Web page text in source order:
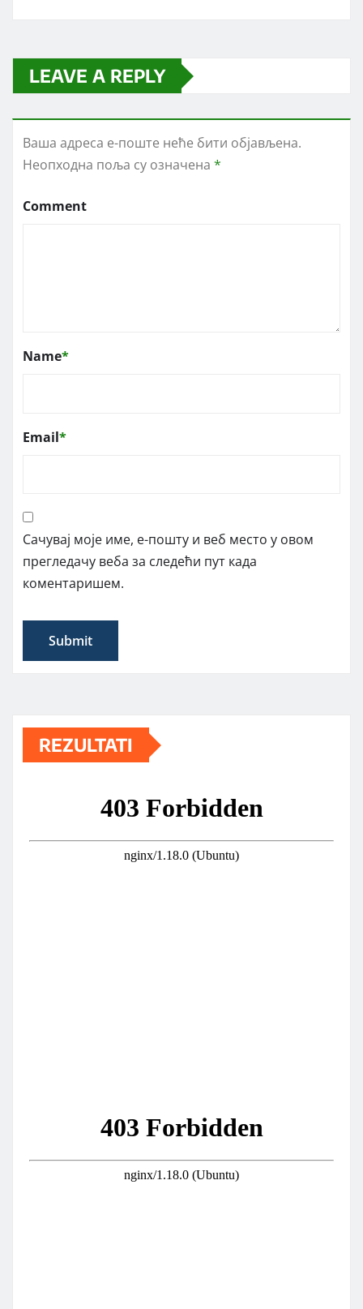
LEAVE A REPLY
Ваша адреса е-поште неће бити објављена.
Неопходна поља су означена *
Comment
Name*
Email*
Сачувај моје име, е-пошту и веб место у овом
прегледачу веба за следећи пут када
коментаришем.
REZULTATI